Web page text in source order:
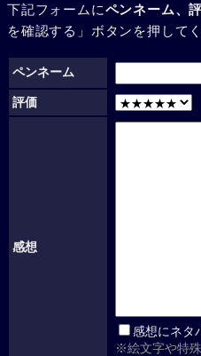
下記フォームにペンネーム、
を確認する」ボタンを押してく
ペンネーム
評価
感想
感想にネタ
※絵文字や特殊